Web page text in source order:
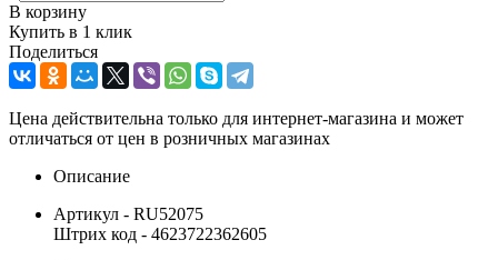
В корзину
Купить в 1 клик
Поделиться
Цена действительна только для интернет-магазина и может
отличаться от цен в розничных магазинах
Описание
Артикул - RU52075
Штрих код - 4623722362605